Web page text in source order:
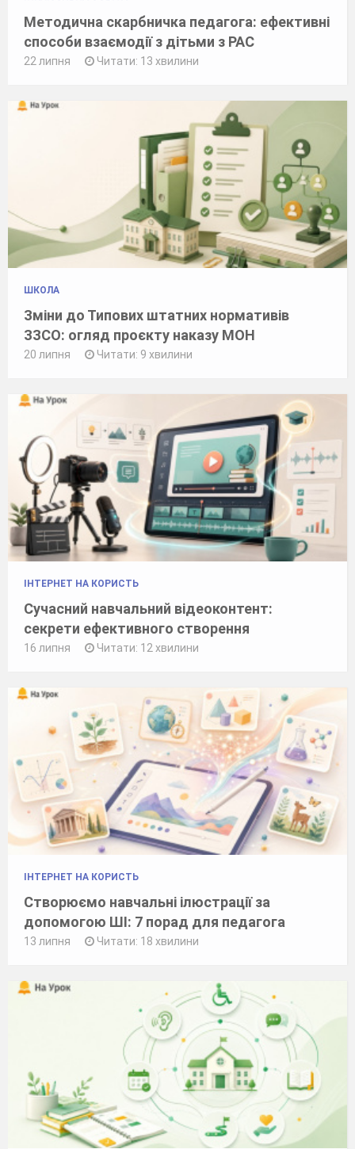
Методична скарбничка педагога: ефективні
способи взаємодії з дітьми з РАС
22 липня Читати: 13 хвилини
ШКОЛА
Зміни до Типових штатних нормативів
ЗЗСО: огляд проєкту наказу МОН
20 липня Читати: 9 хвилини
ІНТЕРНЕТ НА КОРИСТЬ
Сучасний навчальний відеоконтент:
секрети ефективного створення
16 липня Читати: 12 хвилини
ІНТЕРНЕТ НА КОРИСТЬ
Створюємо навчальні ілюстрації за
допомогою ШІ: 7 порад для педагога
13 липня Читати: 18 хвилини